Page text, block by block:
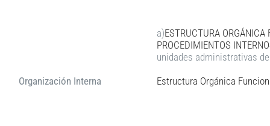
Organización Interna
a)ESTRUCTURA
PROCEDIMIENTOS
unidades administrativas
Estructura Orgánica